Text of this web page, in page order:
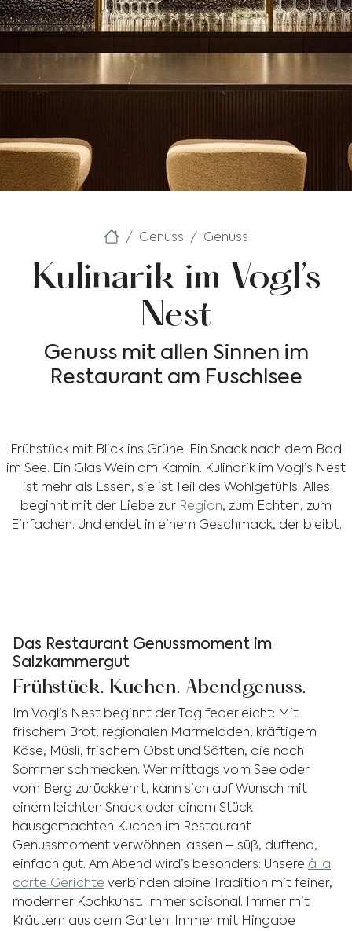
Genuss Genuss
Kulinarik im Vogl’s
Nest
Genuss mit allen Sinnen im
Restaurant am Fuschlsee
Frühstück mit Blick ins Grüne. Ein Snack nach dem Bad
im See. Ein Glas Wein am Kamin. Kulinarik im Vogl’s Nest
ist mehr als Essen, sie ist Teil des Wohlgefühls. Alles
beginnt mit der Liebe zur Region, zum Echten, zum
Einfachen. Und endet in einem Geschmack, der bleibt.
Das Restaurant Genussmoment im
Salzkammergut
Frühstück. Kuchen. Abendgenuss.
Im Vogl’s Nest beginnt der Tag federleicht: Mit
frischem Brot, regionalen Marmeladen, kräftigem
Käse, Müsli, frischem Obst und Säften, die nach
Sommer schmecken. Wer mittags vom See oder
vom Berg zurückkehrt, kann sich auf Wunsch mit
einem leichten Snack oder einem Stück
hausgemachten Kuchen im Restaurant
Genussmoment verwöhnen lassen – süß, duftend,
einfach gut. Am Abend wird’s besonders: Unsere à la
carte Gerichte verbinden alpine Tradition mit feiner,
moderner Kochkunst. Immer saisonal. Immer mit
Kräutern aus dem Garten. Immer mit Hingabe